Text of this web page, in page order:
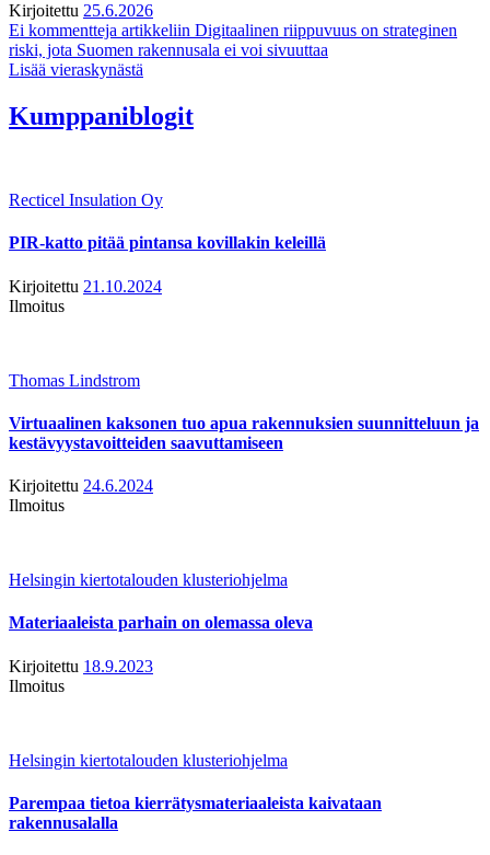
Kirjoitettu 25.6.2026
Ei kommentteja artikkeliin Digitaalinen riippuvuus on strateginen
riski, jota Suomen rakennusala ei voi sivuuttaa
Lisää vieraskynästä
Kumppaniblogit
Recticel Insulation Oy
PIR-katto pitää pintansa kovillakin keleillä
Kirjoitettu 21.10.2024
Ilmoitus
Thomas Lindstrom
Virtuaalinen kaksonen tuo apua rakennuksien suunnitteluun ja
kestävyystavoitteiden saavuttamiseen
Kirjoitettu 24.6.2024
Ilmoitus
Helsingin kiertotalouden klusteriohjelma
Materiaaleista parhain on olemassa oleva
Kirjoitettu 18.9.2023
Ilmoitus
Helsingin kiertotalouden klusteriohjelma
Parempaa tietoa kierrätysmateriaaleista kaivataan
rakennusalalla